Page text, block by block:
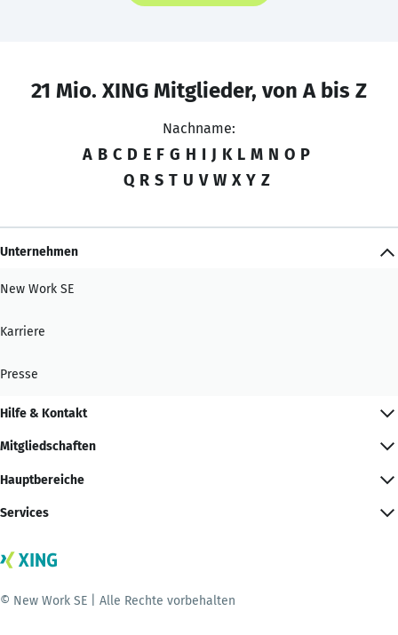
21 Mio. XING Mitglieder, von A bis Z
Nachname:
A B C D E F G H I J K L M N O P
Q R S T U V W X Y Z
Unternehmen
New Work SE
Karriere
Presse
Hilfe & Kontakt
Mitgliedschaften
Hauptbereiche
Services
© New Work SE | Alle Rechte vorbehalten